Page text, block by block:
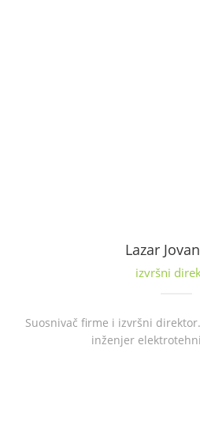
Lazar
izvršni
Suosnivač firme i izvršni
inženjer